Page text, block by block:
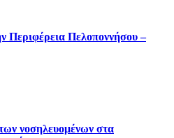
Περιφέρεια Πελοποννήσου –
νοσηλευομένων στα